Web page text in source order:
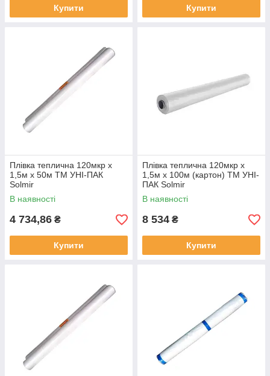
Купити Купити
Плівка теплична 120мкр х
1,5м х 50м ТМ УНІ-ПАК
Solmir
В наявності
4 734,86 ₴
Купити
Плівка теплична 120мкр х
1,5м х 100м (картон) ТМ УНІ-
ПАК Solmir
В наявності
8 534 ₴
Купити